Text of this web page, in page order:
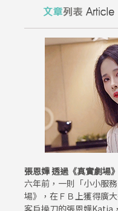
張恩嬅 透過《真實劇場
六年前，一則「小小服
場》，在ＦＢ上獲得廣
客戶操刀的張恩嬅Katia